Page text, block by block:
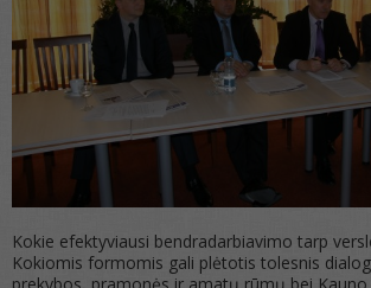
Kokie efektyviausi bendradarbiavimo tarp
Kokiomis formomis gali plėtotis tolesnis